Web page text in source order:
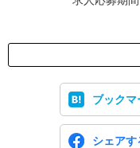
ブックマ
シェアす